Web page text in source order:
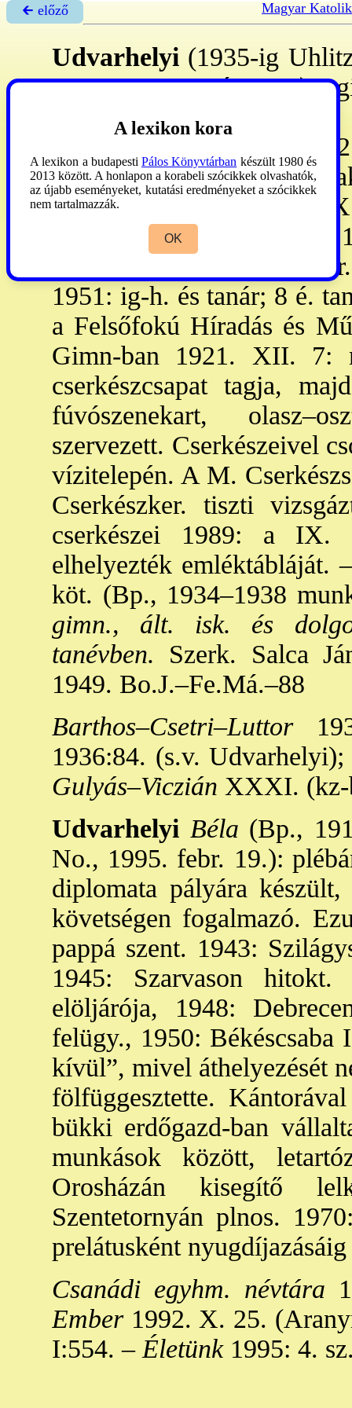
🡰 előző Magyar
Udvarhelyi (1935-ig
Bp., 1983. márc. 7.):
felügyelő,
tanult, 1922: éretts.
Tudegy-en földr–tört.
tanonciskolákban, 1929.
óraadó h., 1933: r.
tanulm. felügy. A III.
1951: ig-h. és tanár; 8 é.
a Felsőfokú Híradás és
Gimn-ban 1921. XII. 7:
cserkészcsapat tagja,
fúvószenekart,
szervezett. Cserkészeivel
vízitelepén. A M.
Cserkészker. tiszti
cserkészei 1989: a
elhelyezték emléktábláját.
köt. (Bp., 1934–1938
gimn., ált. isk. és
tanévben. Szerk. Salca
1949. Bo.J.–Fe.Má.–88
Barthos–Csetri–Luttor
1936:84. (s.v.
Gulyás–Viczián XXXI. (kz-
Udvarhelyi Béla (Bp.,
No., 1995. febr. 19.):
diplomata pályára
követségen fogalmazó.
pappá szent. 1943:
1945: Szarvason
elöljárója, 1948:
felügy., 1950: Békéscsaba
kívül”, mivel áthelyezését
fölfüggesztette.
bükki erdőgazd-ban
munkások között,
Orosházán kisegítő
Szentetornyán plnos.
prelátusként
Csanádi egyhm. névtára
Ember1992. X. 25.
I:554. –Életünk1995: 4.
A lexikon kora
A lexikon a budapesti Pálos Könyvtárban készült 1980 és
2013 között. A honlapon a korabeli szócikkek olvashatók,
az újabb eseményeket, kutatási eredményeket a szócikkek
nem tartalmazzák.
OK